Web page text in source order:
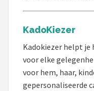
KadoKiezer
Kadokiezer helpt je
voor elke
voor hem, haar,
gepersonaliseerde